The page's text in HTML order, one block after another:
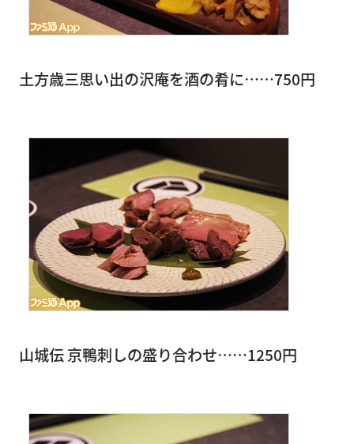
土方歳三思い出の沢庵を酒の肴に……750円
山城伝 京鴨刺しの盛り合わせ……1250円